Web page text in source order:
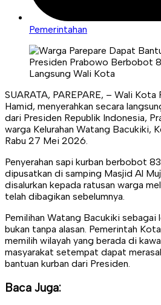
Pemerintahan
SUARATA, PAREPARE, – Wali Kota
Hamid, menyerahkan secara
dari Presiden Republik Indonesia,
warga Kelurahan Watang Bacukiki,
Rabu 27 Mei 2026.
Penyerahan sapi kurban berbobot
dipusatkan di samping Masjid Al
disalurkan kepada ratusan warga
telah dibagikan sebelumnya.
Pemilihan Watang Bacukiki sebagai
bukan tanpa alasan. Pemerintah
memilih wilayah yang berada di
masyarakat setempat dapat
bantuan kurban dari Presiden.
Baca Juga: